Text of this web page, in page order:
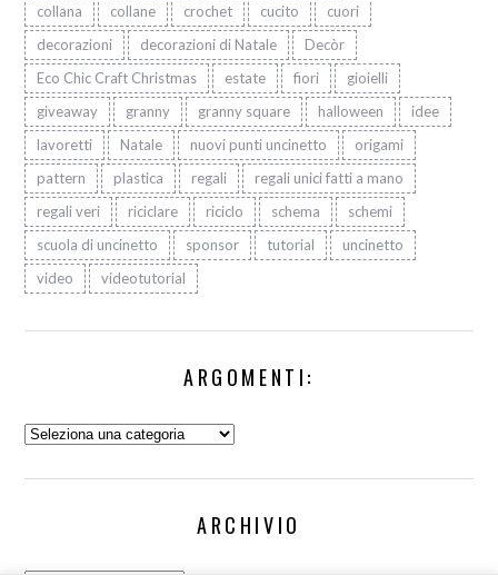
collana
collane crochet cucito
cuori
decorazioni
decorazioni di Natale
Decòr
Eco Chic Craft Christmas
estate fiori
gioielli
giveaway
granny granny square halloween
idee
lavoretti
Natale nuovi punti uncinetto
origami
pattern
plastica regali
regali unici fatti a mano
regali veri
riciclare riciclo schema
schemi
scuola di uncinetto
sponsor tutorial
uncinetto
video
videotutorial
ARGOMENTI:
Argomenti:
ARCHIVIO